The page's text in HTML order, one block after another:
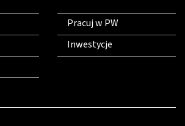
Pracuj w PW
Inwestycje